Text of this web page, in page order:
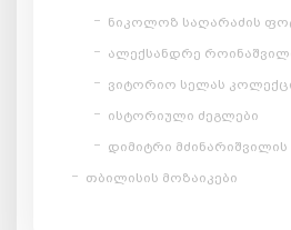
ნიკოლოზ საღარაძის
ალექსანდრე
ვიტორიო სელას
ისტორიული ძეგლები
დიმიტრი
თბილისის მოზაიკები